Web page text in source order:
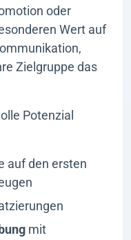
oder
Wert auf
Zielgruppe das
Potenzial
auf den ersten
mit